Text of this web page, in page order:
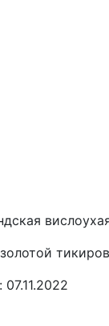
07.11.2022